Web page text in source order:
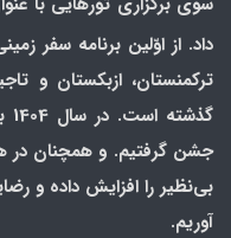
داد. از اوّلین برنامه سفر
ترکمنستان، ازبکستان و
جشن گرفتیم. و همچنان در
بی‌نظیر را افزایش داده و
آوریم.